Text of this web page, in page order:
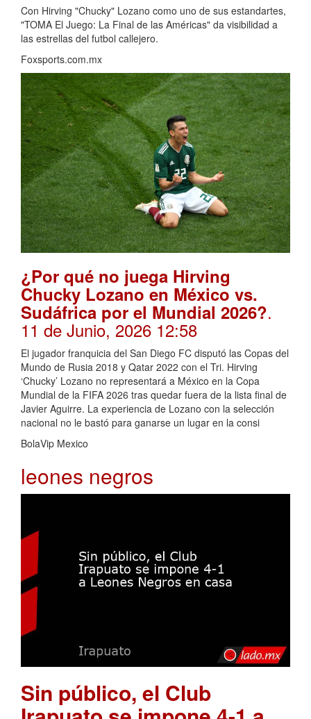
Con Hirving "Chucky" Lozano como uno de sus estandartes,
"TOMA El Juego: La Final de las Américas" da visibilidad a
las estrellas del futbol callejero.
Foxsports.com.mx
¿Por qué no juega Hirving
Chucky Lozano en México vs.
Sudáfrica por el Mundial 2026?.
11 de Junio, 2026 12:58
El jugador franquicia del San Diego FC disputó las Copas del
Mundo de Rusia 2018 y Qatar 2022 con el Tri. Hirving
‘Chucky’ Lozano no representará a México en la Copa
Mundial de la FIFA 2026 tras quedar fuera de la lista final de
Javier Aguirre. La experiencia de Lozano con la selección
nacional no le bastó para ganarse un lugar en la consi
BolaVip Mexico
leones negros
Sin público, el Club